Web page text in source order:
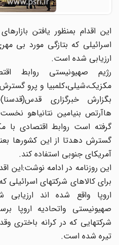
این اقدام بمنظور یافتن
اسرائیلی که بتازگی مورد بی
ارزیابی شده است.
رژیم صهیونیستی روابط
مکزیک،شیلی،کلمبیا و پرو گسترش
بگزارش خبرگزاری
هاآرتص بنیامین نتانیاهو
گرفته است روابط اقتصادی با
گسترش دهدتا از این کشورها
آمریکای جنوبی استفاده کند.
این روزنامه در ادامه نوشت:این
برای کالاهای شرکتهای اسرائیلی
اروپا واقع شده اند ارزیابی
صهیونیستی واتحادیه اروپا
شرکتهایی که در کرانه باختری
تیره شده است.